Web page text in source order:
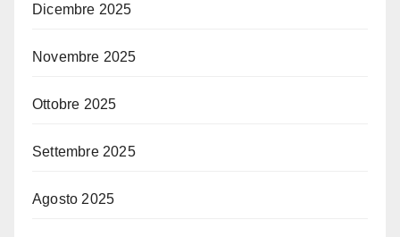
Dicembre 2025
Novembre 2025
Ottobre 2025
Settembre 2025
Agosto 2025